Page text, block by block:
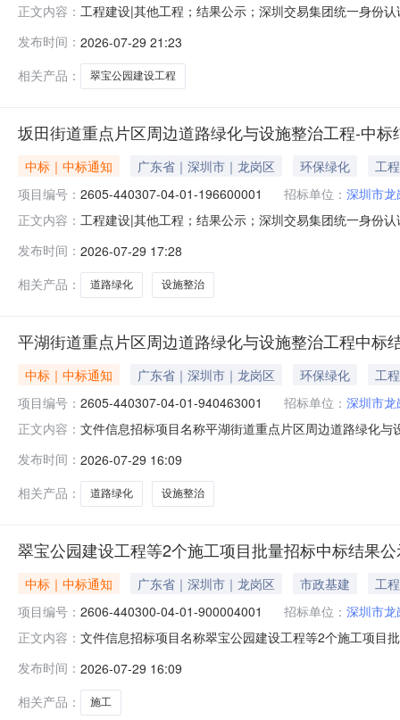
正文内容： 工程建设|其他工程；结果公示；深圳交易集团统一身份
结果公示基本信息招标项目编号：2606-440300-04-01-
发布时间： 2026-07-29 21:23
相关产品：
翠宝公园建设工程
坂田街道重点片区周边道路绿化与设施整治工程-中标
中标｜中标通知 广东省｜深圳市｜龙岗区 环保绿化
工程
项目编号： 2605-440307-04-01-196600001 招标单位： 深圳市
正文内容： 工程建设|其他工程；结果公示；深圳交易集团统一身份
与设施整治工程一标段中标结果公示基本信息招标项目
发布时间： 2026-07-29 17:28
相关产品：
道路绿化 设施整治
平湖街道重点片区周边道路绿化与设施整治工程中标
中标｜中标通知 广东省｜深圳市｜龙岗区 环保绿化
工程
项目编号： 2605-440307-04-01-940463001 招标单位： 深圳市
正文内容： 文件信息招标项目名称平湖街道重点片区周边道路绿化
440307-04-01-940463001001标段名称：平湖街道重点
发布时间： 2026-07-29 16:09
相关产品：
道路绿化 设施整治
翠宝公园建设工程等2个施工项目批量招标中标结果
中标｜中标通知 广东省｜深圳市｜龙岗区 市政基建
工程
项目编号： 2606-440300-04-01-900004001 招标单位： 深圳市
正文内容： 文件信息招标项目名称翠宝公园建设工程等2个施工项目
900004001001标段名称：翠宝公园建设工程等2个施工
发布时间： 2026-07-29 16:09
相关产品：
施工